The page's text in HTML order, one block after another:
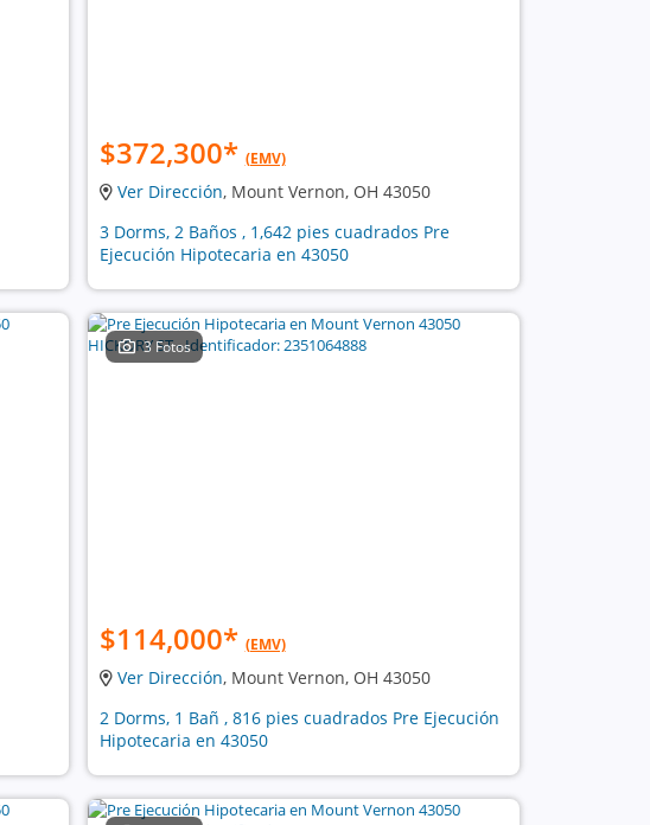
$372,300* (EMV)
Ver Dirección, Mount Vernon, OH 43050
3 Dorms, 2 Baños , 1,642 pies cuadrados Pre
Ejecución Hipotecaria en 43050
3 Fotos
$114,000* (EMV)
Ver Dirección, Mount Vernon, OH 43050
2 Dorms, 1 Bañ , 816 pies cuadrados Pre Ejecución
Hipotecaria en 43050